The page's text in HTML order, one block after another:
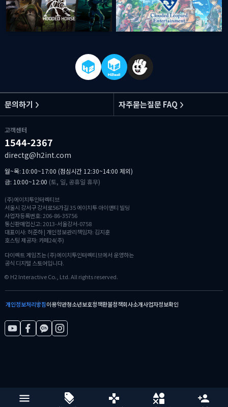
문의하기 자주묻는질문 FAQ
고객센터
1544-2367
directg@h2int.com
월~목: 10:00~17:00 (점심시간 12:30~14:00 제외)
금: 10:00~12:00 (토, 일, 공휴일 휴무)
(주)에이치투인터렉티브
서울시 강서구 강서로56가길 35 에이치투 아이앤티 빌딩
사업자등록번호: 206-86-35756
통신판매업신고: 2013-서울강서-0758
대표이사: 허준하 | 개인정보관리책임자: 김지훈
호스팅 제공자: 카페24(주)
다이렉트 게임즈는 (주)에이치투인터렉티브에서 운영하는
공식 디지털 스토어입니다.
© H2 Interactive Co., Ltd. All rights reserved.
개인정보처리방침이용약관청소년보호정책환불정책회사소개사업자정보확인